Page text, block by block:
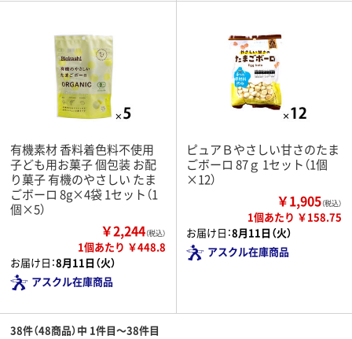
有機素材 香料着色料不使用
子ども用お菓子 個包装 お配
り菓子 有機のやさしい たま
ごボーロ 8g×4袋 1セット（1
個×5）
￥2,244（税込）
1個あたり ￥448.8
お届け日：8月11日（火）
アスクル在庫商品
ピュアＢやさしい甘さのたま
ごボーロ 87ｇ 1セット（1個
×12）
￥1,905（税込）
1個あたり ￥158.75
お届け日：8月11日（火）
アスクル在庫商品
38件（48商品）中 1件目～38件目